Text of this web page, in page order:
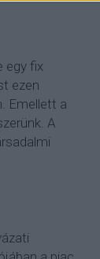
egy fix
ezen
Emellett a
A